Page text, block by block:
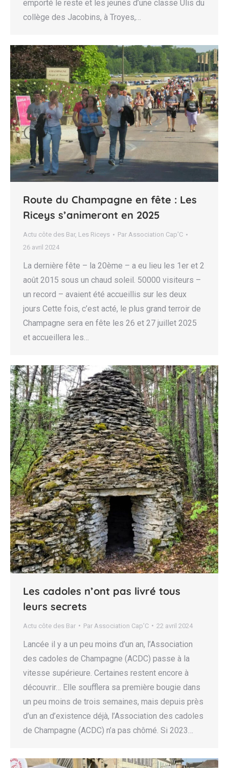
emporté le reste et les jeunes d’une classe Ulis du
collège des Jacobins, à Troyes,…
Route du Champagne en fête : Les
Riceys s’animeront en 2025
Actu côte des Bar, Les Riceys Par Association Cap'C
26 avril 2024
La dernière fête – la 20ème – a eu lieu les 1er et 2
août 2015 sous un chaud soleil. 50000 visiteurs –
un record – avaient été accueillis sur les deux
jours Cette fois, c’est acté, le plus grand terroir de
Champagne sera en fête les 26 et 27 juillet 2025
et accueillera les…
Les cadoles n’ont pas livré tous
leurs secrets
Actu côte des Bar Par Association Cap'C 22 avril 2024
Lancée il y a un peu moins d’un an, l’Association
des cadoles de Champagne (ACDC) passe à la
vitesse supérieure. Certaines restent encore à
découvrir… Elle soufflera sa première bougie dans
un peu moins de trois semaines, mais depuis près
d’un an d’existence déjà, l’Association des cadoles
de Champagne (ACDC) n’a pas chômé. Si 2023…